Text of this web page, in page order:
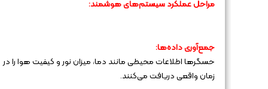
مراحل عملکرد سیستم‌های هوشمند:
جمع‌آوری داده‌ها:
حسگرها اطلاعات محیطی مانند دما، میزان نور و کیفیت هوا را در
زمان واقعی دریافت می‌کنند.